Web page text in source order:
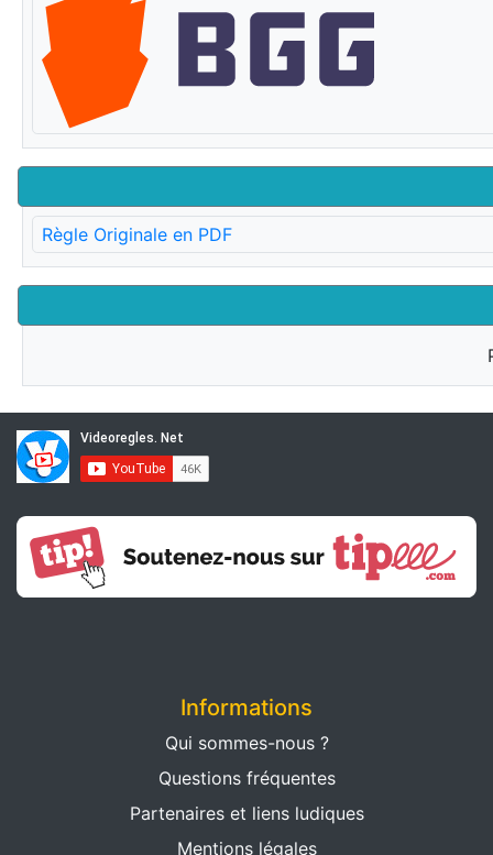
Règle Originale en PDF
Informations
Qui sommes-nous ?
Questions fréquentes
Partenaires et liens ludiques
Mentions légales